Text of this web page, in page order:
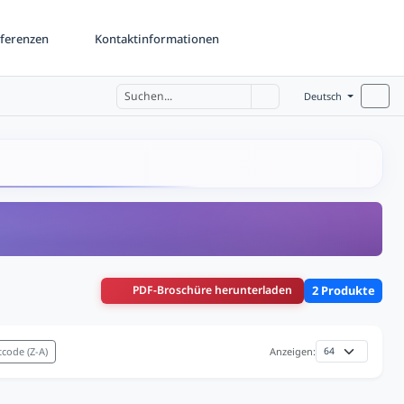
Kontaktinformationen
Deutsch
PDF-Broschüre herunterladen 2 Produkte
(Z-A) Anzeigen: